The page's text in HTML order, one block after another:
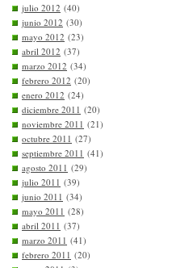
julio 2012 (40)
junio 2012 (30)
mayo 2012 (23)
abril 2012 (37)
marzo 2012 (34)
febrero 2012 (20)
enero 2012 (24)
diciembre 2011 (20)
noviembre 2011 (21)
octubre 2011 (27)
septiembre 2011 (41)
agosto 2011 (29)
julio 2011 (39)
junio 2011 (34)
mayo 2011 (28)
abril 2011 (37)
marzo 2011 (41)
febrero 2011 (20)